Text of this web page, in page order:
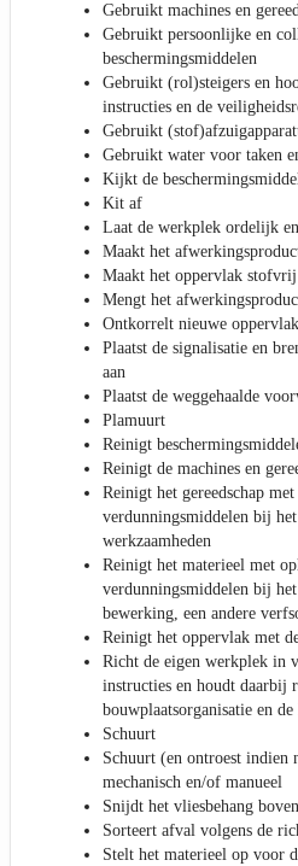
Gebruikt machines en
Gebruikt persoonlijke en
beschermingsmiddelen
Gebruikt (rol)steigers en
instructies en de
Gebruikt
Gebruikt water voor taken
Kijkt de
Kit af
Laat de werkplek ordelijk
Maakt het
Maakt het oppervlak stofvrij
Mengt het
Ontkorrelt nieuwe
Plaatst de signalisatie en
aan
Plaatst de weggehaalde
Plamuurt
Reinigt
Reinigt de machines en
Reinigt het gereedschap
verdunningsmiddelen bij
werkzaamheden
Reinigt het materieel met
verdunningsmiddelen bij
bewerking, een andere
Reinigt het oppervlak met
Richt de eigen werkplek in
instructies en houdt daarbij
bouwplaatsorganisatie en
Schuurt
Schuurt (en ontroest indien
mechanisch en/of manueel
Snijdt het vliesbehang
Sorteert afval volgens de
Stelt het materieel op voor